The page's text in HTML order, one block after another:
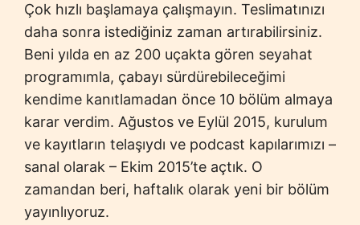
Çok hızlı başlamaya çalışmayın. Teslimatınızı
daha sonra istediğiniz zaman artırabilirsiniz.
Beni yılda en az 200 uçakta gören seyahat
programımla, çabayı sürdürebileceğimi
kendime kanıtlamadan önce 10 bölüm almaya
karar verdim. Ağustos ve Eylül 2015, kurulum
ve kayıtların telaşıydı ve podcast kapılarımızı –
sanal olarak – Ekim 2015’te açtık. O
zamandan beri, haftalık olarak yeni bir bölüm
yayınlıyoruz.